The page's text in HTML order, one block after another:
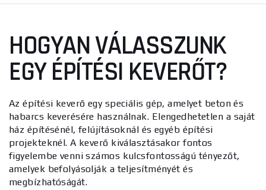
HOGYAN VÁLASSZUNK
EGY ÉPÍTÉSI KEVERŐT?
Az építési keverő egy speciális gép, amelyet beton és
habarcs keverésére használnak. Elengedhetetlen a saját
ház építésénél, felújításoknál és egyéb építési
projekteknél. A keverő kiválasztásakor fontos
figyelembe venni számos kulcsfontosságú tényezőt,
amelyek befolyásolják a teljesítményét és
megbízhatóságát.